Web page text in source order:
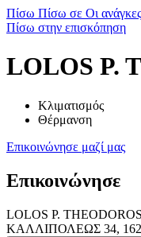
Πίσω Πίσω σε Οι
Πίσω στην επισκόπηση
LOLOS P.
Κλιματισμός
Θέρμανση
Επικοινώνησε μαζί μας
Επικοινώνησε
LOLOS P. THEODOROS
ΚΑΛΛΙΠΟΛΕΩΣ 34,